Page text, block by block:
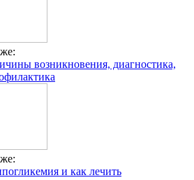
возникновения, диагностика,
и как лечить